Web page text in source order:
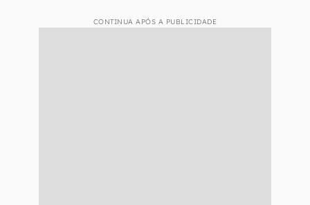
CONTINUA APÓS A PUBLICIDADE